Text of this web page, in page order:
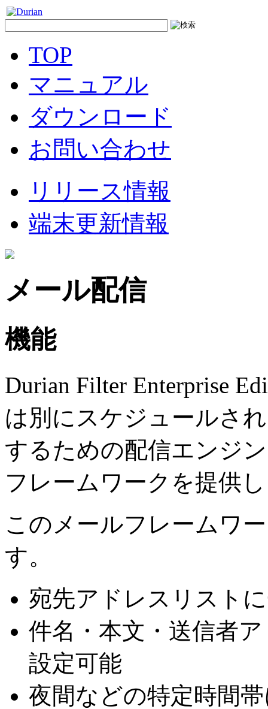
TOP
マニュアル
ダウンロード
お問い合わせ
リリース情報
端末更新情報
メール配信
機能
Durian Filter Enterprise
は別にスケジュールさ
するための配信エンジ
フレームワークを提供
このメールフレームワ
す。
宛先アドレスリスト
件名・本文・送信者
設定可能
夜間などの特定時間